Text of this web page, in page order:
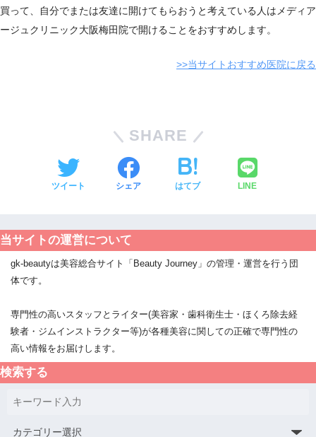
買って、自分でまたは友達に開けてもらおうと考えている人はメディア
ージュクリニック大阪梅田院で開けることをおすすめします。
>>当サイトおすすめ医院に戻る
SHARE
ツイート シェア はてブ LINE
当サイトの運営について
gk-beautyは美容総合サイト「Beauty Journey」の管理・運営を行う団
体です。
専門性の高いスタッフとライター(美容家・歯科衛生士・ほくろ除去経
験者・ジムインストラクター等)が各種美容に関しての正確で専門性の
高い情報をお届けします。
検索する